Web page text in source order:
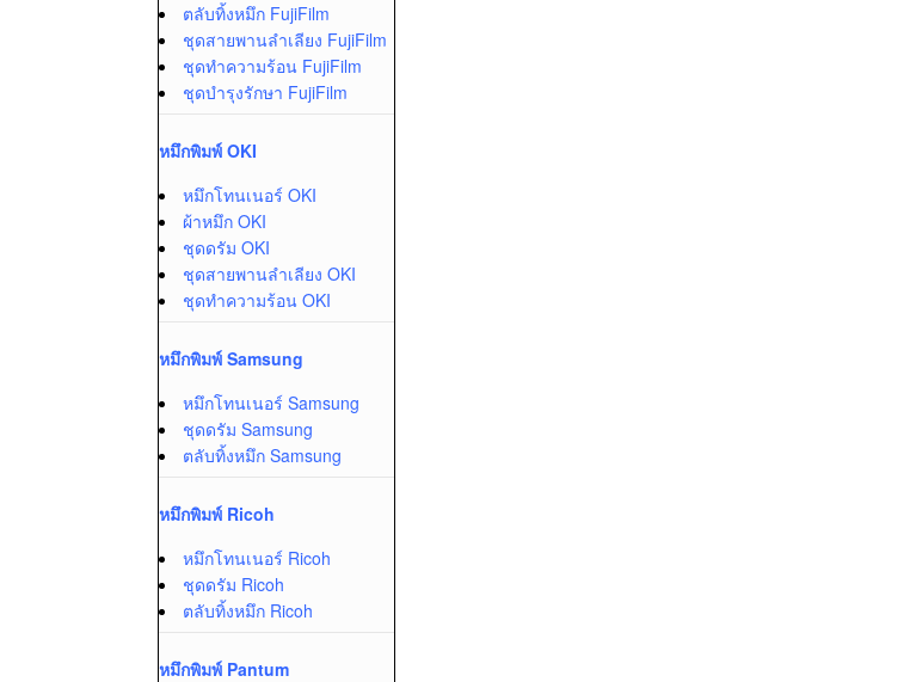
ตลับทิ้งหมึก FujiFilm
ชุดสายพานลำเลียง FujiFilm
ชุดทำความร้อน FujiFilm
ชุดบำรุงรักษา FujiFilm
หมึกพิมพ์ OKI
หมึกโทนเนอร์ OKI
ผ้าหมึก OKI
ชุดดรัม OKI
ชุดสายพานลำเลียง OKI
ชุดทำความร้อน OKI
หมึกพิมพ์ Samsung
หมึกโทนเนอร์ Samsung
ชุดดรัม Samsung
ตลับทิ้งหมึก Samsung
หมึกพิมพ์ Ricoh
หมึกโทนเนอร์ Ricoh
ชุดดรัม Ricoh
ตลับทิ้งหมึก Ricoh
หมึกพิมพ์ Pantum